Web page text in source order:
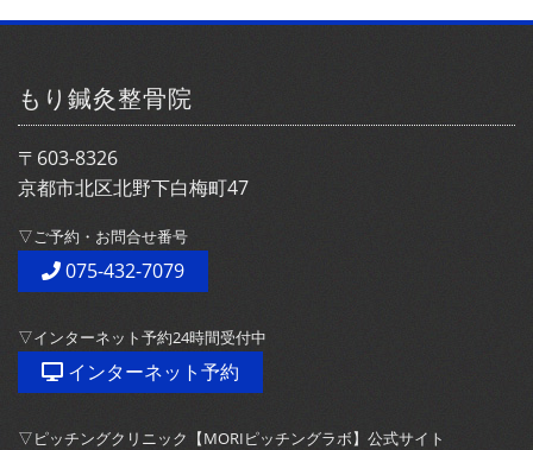
もり鍼灸整骨院
〒603-8326
京都市北区北野下白梅町47
▽ご予約・お問合せ番号
075-432-7079
▽インターネット予約24時間受付中
インターネット予約
▽ピッチングクリニック【MORIピッチングラボ】公式サイト